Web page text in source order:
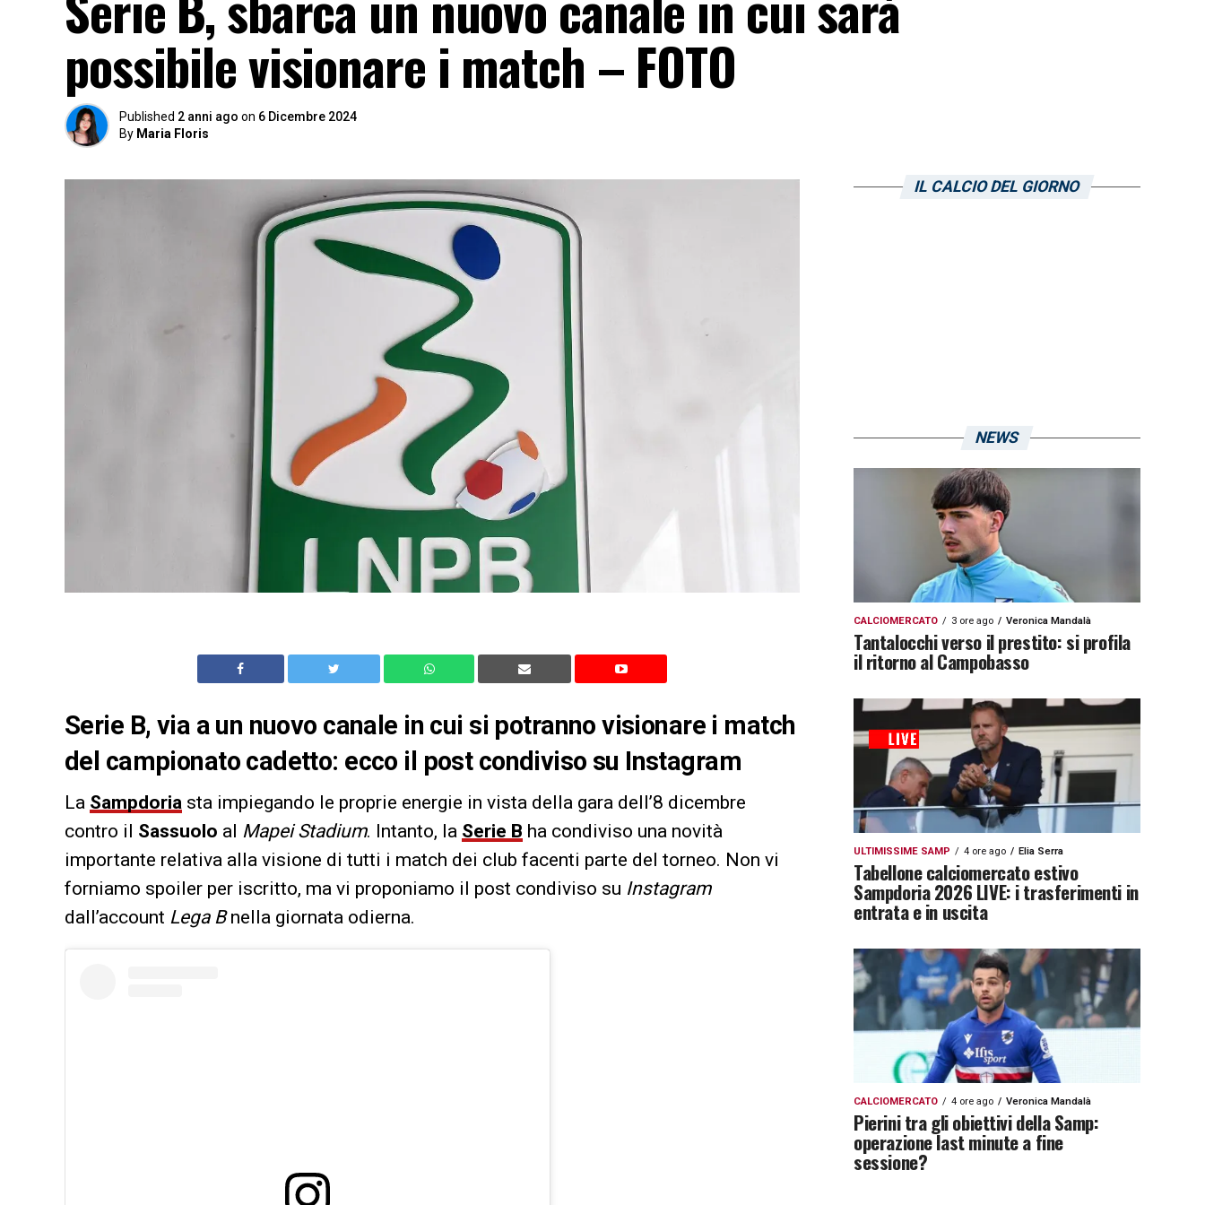
possibile visionare i match – FOTO
Published 2 anni ago on 6 Dicembre 2024
By Maria Floris
Serie B, via a un nuovo canale in cui si potranno visionare i match
del campionato cadetto: ecco il post condiviso su Instagram
La Sampdoria sta impiegando le proprie energie in vista della gara dell’8 dicembre
contro il Sassuolo al Mapei Stadium. Intanto, la Serie B ha condiviso una novità
importante relativa alla visione di tutti i match dei club facenti parte del torneo. Non vi
forniamo spoiler per iscritto, ma vi proponiamo il post condiviso su Instagram
dall’account Lega Bnella giornata odierna.
IL CALCIO DEL GIORNO
NEWS
CALCIOMERCATO 3 ore ago Veronica Mandalà
Tantalocchi verso il prestito: si profila
il ritorno al Campobasso
ULTIMISSIME SAMP 4 ore ago Elia Serra
Tabellone calciomercato estivo
Sampdoria 2026 LIVE: i trasferimenti in
entrata e in uscita
CALCIOMERCATO 4 ore ago Veronica Mandalà
Pierini tra gli obiettivi della Samp:
operazione last minute a fine
sessione?